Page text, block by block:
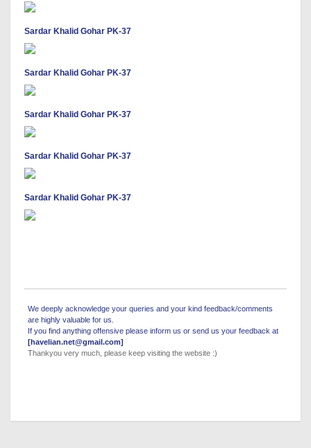
Sardar Khalid Gohar PK-37
Sardar Khalid Gohar PK-37
Sardar Khalid Gohar PK-37
Sardar Khalid Gohar PK-37
Sardar Khalid Gohar PK-37
We deeply acknowledge your queries and your kind feedback/comments
are highly valuable for us.
If you find anything offensive please inform us or send us your feedback at
[havelian.net@gmail.com]
Thankyou very much, please keep visiting the website :)